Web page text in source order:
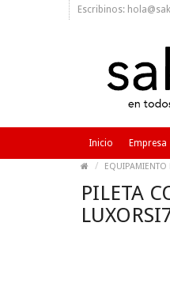
Escribinos:
Inicio Empresa
EQUIPAMIENTO
PILETA